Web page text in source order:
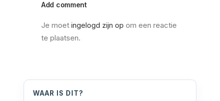
Add comment
Je moet ingelogd zijn op om een reactie
te plaatsen.
WAAR IS DIT?